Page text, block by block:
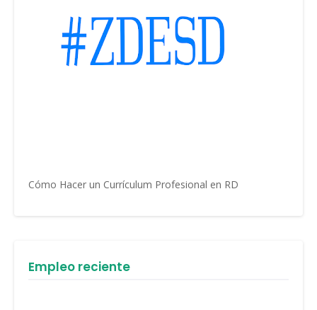
Cómo Hacer un Currículum Profesional en RD
Empleo reciente